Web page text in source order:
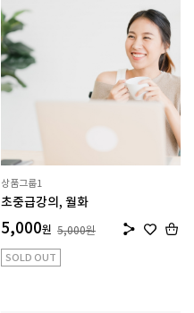
상품그룹1
초중급강의, 월화
5,000원 5,000원
SOLD OUT